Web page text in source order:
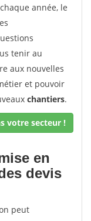
année, le
tenir au
aux nouvelles
et pouvoir
chantiers.
votre secteur !
en
devis
peut